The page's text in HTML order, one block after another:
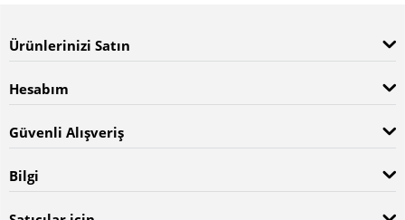
Ürünlerinizi Satın
Hesabım
Güvenli Alışveriş
Bilgi